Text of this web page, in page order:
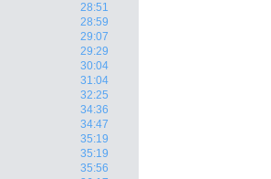
28:51
28:59
29:07
29:29
30:04
31:04
32:25
34:36
34:47
35:19
35:19
35:56